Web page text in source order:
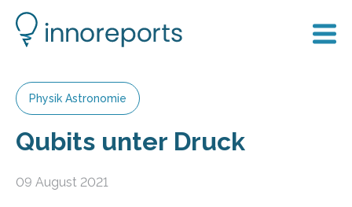
Physik Astronomie
Qubits unter Druck
09 August 2021